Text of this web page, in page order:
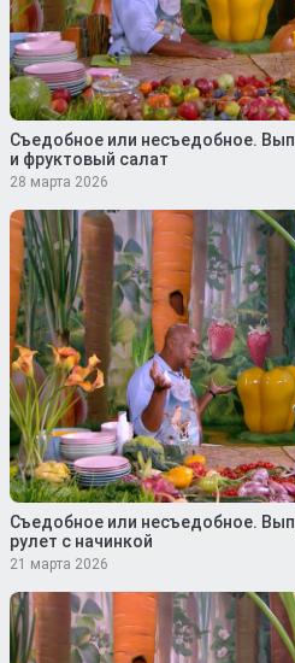
Съедобное или несъедобное.
и фруктовый салат
28 марта 2026
Съедобное или несъедобное.
рулет с начинкой
21 марта 2026